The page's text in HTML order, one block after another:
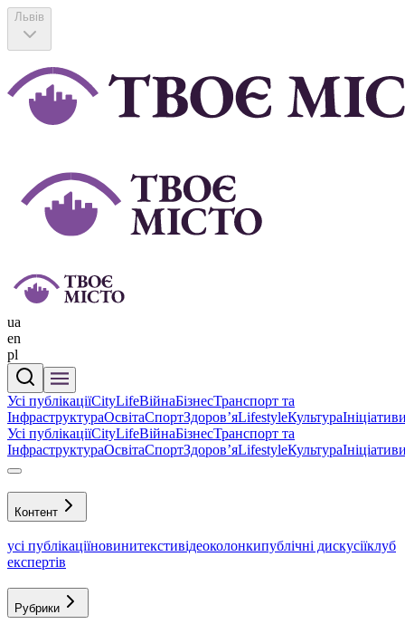
Львів
ua
en
pl
Усі публікаціїCityLifeВійнаБізнесТранспорт та
ІнфраструктураОсвітаСпортЗдоровʼяLifestyleКультура
Усі публікаціїCityLifeВійнаБізнесТранспорт та
ІнфраструктураОсвітаСпортЗдоровʼяLifestyleКультура
Контент
усі публікаціїновинитекстивідеоколонкипублічні дискусіїклуб
експертів
Рубрики